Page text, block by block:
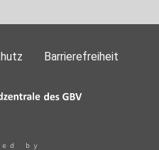
Barrierefreiheit